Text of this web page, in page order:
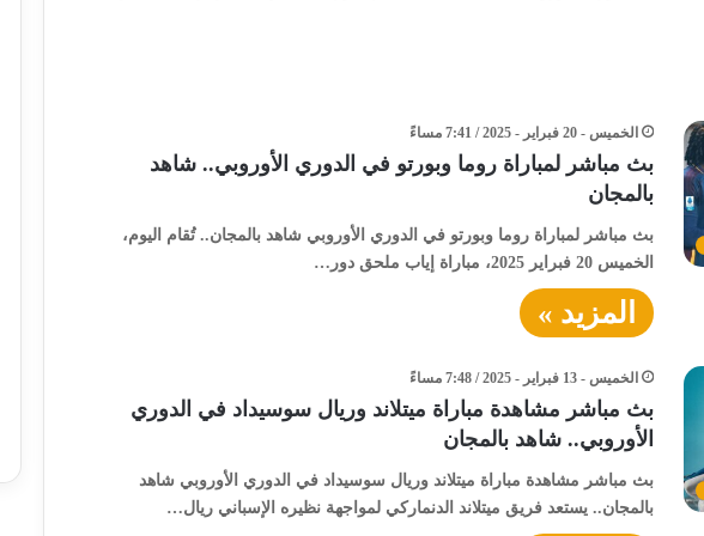
الخميس - 20 فبراير - 2025 / 7:41 مساءً
بث مباشر لمباراة روما وبورتو في الدوري الأوروبي.. شاهد
بالمجان
بث مباشر لمباراة روما وبورتو في الدوري الأوروبي شاهد بالمجان.. تُقام اليوم،
الخميس 20 فبراير 2025، مباراة إياب ملحق دور…
المزيد »
الخميس - 13 فبراير - 2025 / 7:48 مساءً
بث مباشر مشاهدة مباراة ميتلاند وريال سوسيداد في الدوري
الأوروبي.. شاهد بالمجان
بث مباشر مشاهدة مباراة ميتلاند وريال سوسيداد في الدوري الأوروبي شاهد
بالمجان.. يستعد فريق ميتلاند الدنماركي لمواجهة نظيره الإسباني ريال…